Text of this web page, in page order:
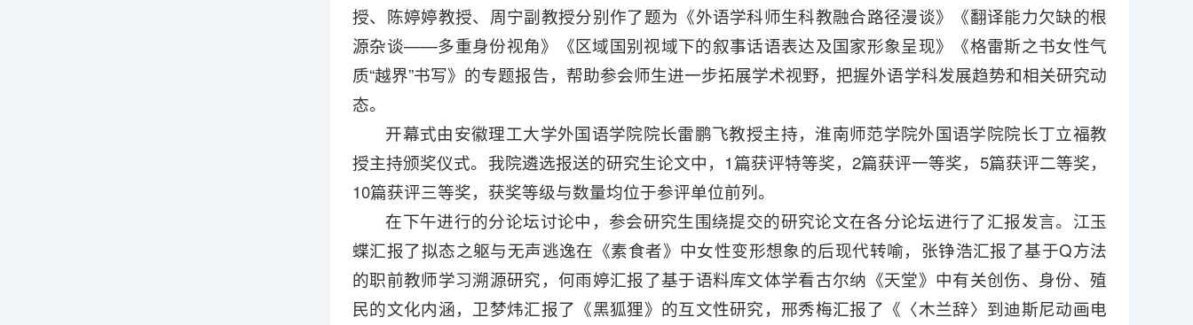
授、陈婷婷教授、周宁副教授分别作了题为《外语学科师生科教融合路径漫谈》《翻译能力欠缺的根
源杂谈——多重身份视角》《区域国别视域下的叙事话语表达及国家形象呈现》《格雷斯之书女性气
质“越界”书写》的专题报告，帮助参会师生进一步拓展学术视野，把握外语学科发展趋势和相关研究动
态。
开幕式由安徽理工大学外国语学院院长雷鹏飞教授主持，淮南师范学院外国语学院院长丁立福教
授主持颁奖仪式。我院遴选报送的研究生论文中，1篇获评特等奖，2篇获评一等奖，5篇获评二等奖，
10篇获评三等奖，获奖等级与数量均位于参评单位前列。
在下午进行的分论坛讨论中，参会研究生围绕提交的研究论文在各分论坛进行了汇报发言。江玉
蝶汇报了拟态之躯与无声逃逸在《素食者》中女性变形想象的后现代转喻，张铮浩汇报了基于Q方法
的职前教师学习溯源研究，何雨婷汇报了基于语料库文体学看古尔纳《天堂》中有关创伤、身份、殖
民的文化内涵，卫梦炜汇报了《黑狐狸》的互文性研究，邢秀梅汇报了《〈木兰辞〉到迪斯尼动画电